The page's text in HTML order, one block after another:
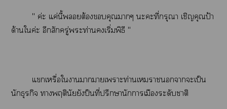
" ค่ะ แค่นี้ต้องคุณาๆ ะะที่กรุณา เชิญคุณป้า
ด้านใค่ะ อีกสักครู่ะท่านเริ่มพิธี "
แเรื่อใาาาเาะท่านเาาะเป็น
นักธุรกิจ าพฤตินัยยังป็นที่ปรึกษานักาเมืองระดับาติ